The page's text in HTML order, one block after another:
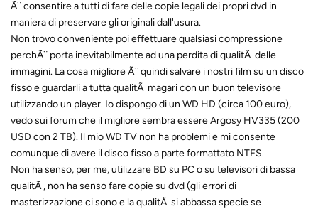
Ã¨ consentire a tutti di fare delle copie legali dei propri dvd in
maniera di preservare gli originali dall'usura.
Non trovo conveniente poi effettuare qualsiasi compressione
perchÃ¨ porta inevitabilmente ad una perdita di qualitÃ delle
immagini. La cosa migliore Ã¨ quindi salvare i nostri film su un disco
fisso e guardarli a tutta qualitÃ magari con un buon televisore
utilizzando un player. Io dispongo di un WD HD (circa 100 euro),
vedo sui forum che il migliore sembra essere Argosy HV335 (200
USD con 2 TB). Il mio WD TV non ha problemi e mi consente
comunque di avere il disco fisso a parte formattato NTFS.
Non ha senso, per me, utilizzare BD su PC o su televisori di bassa
qualitÃ , non ha senso fare copie su dvd (gli errori di
masterizzazione ci sono e la qualitÃ si abbassa specie se